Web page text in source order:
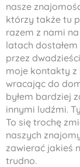
nasze
którzy także tu
razem z nami
latach
przez
moje kontakty z
wracając do
byłem bardziej
innymi ludźmi.
To się trochę
naszych
zawierać jakieś
trudno.